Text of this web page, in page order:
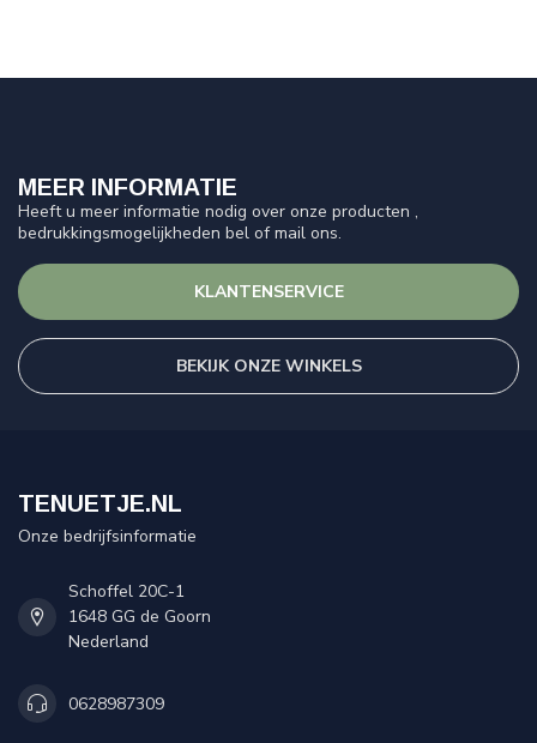
MEER INFORMATIE
Heeft u meer informatie nodig over onze producten ,
bedrukkingsmogelijkheden bel of mail ons.
KLANTENSERVICE
BEKIJK ONZE WINKELS
TENUETJE.NL
Onze bedrijfsinformatie
Schoffel 20C-1
1648 GG de Goorn
Nederland
0628987309